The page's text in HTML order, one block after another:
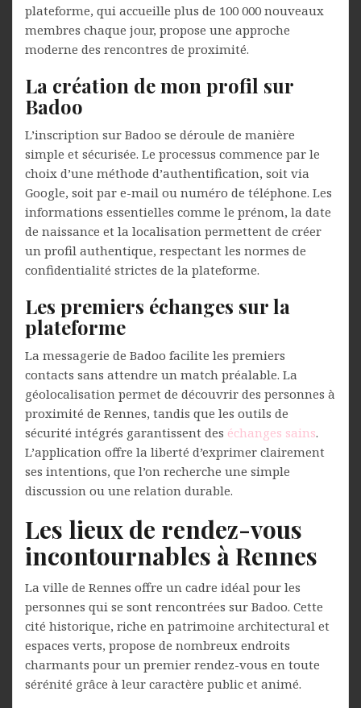
plateforme, qui accueille plus de 100 000 nouveaux
membres chaque jour, propose une approche
moderne des rencontres de proximité.
La création de mon profil sur
Badoo
L’inscription sur Badoo se déroule de manière
simple et sécurisée. Le processus commence par le
choix d’une méthode d’authentification, soit via
Google, soit par e-mail ou numéro de téléphone. Les
informations essentielles comme le prénom, la date
de naissance et la localisation permettent de créer
un profil authentique, respectant les normes de
confidentialité strictes de la plateforme.
Les premiers échanges sur la
plateforme
La messagerie de Badoo facilite les premiers
contacts sans attendre un match préalable. La
géolocalisation permet de découvrir des personnes à
proximité de Rennes, tandis que les outils de
sécurité intégrés garantissent des échanges sains.
L’application offre la liberté d’exprimer clairement
ses intentions, que l’on recherche une simple
discussion ou une relation durable.
Les lieux de rendez-vous
incontournables à Rennes
La ville de Rennes offre un cadre idéal pour les
personnes qui se sont rencontrées sur Badoo. Cette
cité historique, riche en patrimoine architectural et
espaces verts, propose de nombreux endroits
charmants pour un premier rendez-vous en toute
sérénité grâce à leur caractère public et animé.